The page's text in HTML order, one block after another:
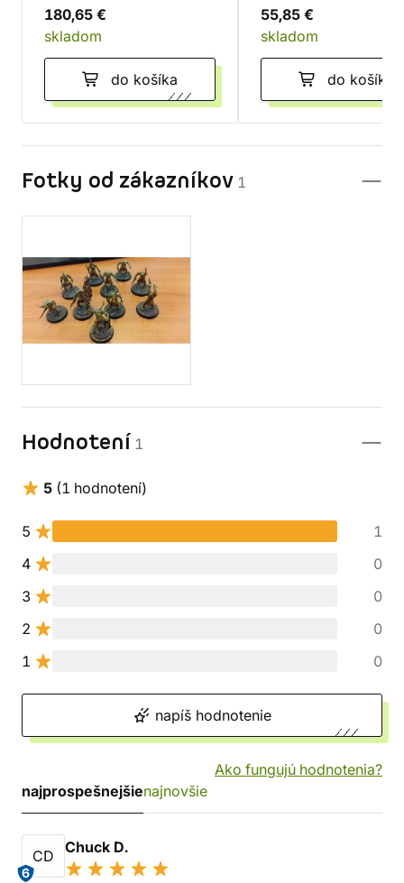
180,65 €
skladom
do košíka
55,85 €
skladom
do košíka
Fotky od zákazníkov 1
Hodnotení 1
5 (1 hodnotení)
5
1
4
0
3
0
2
0
1
0
napíš hodnotenie
Ako fungujú hodnotenia?
najprospešnejšienajnovšie
CD
6
Chuck D.